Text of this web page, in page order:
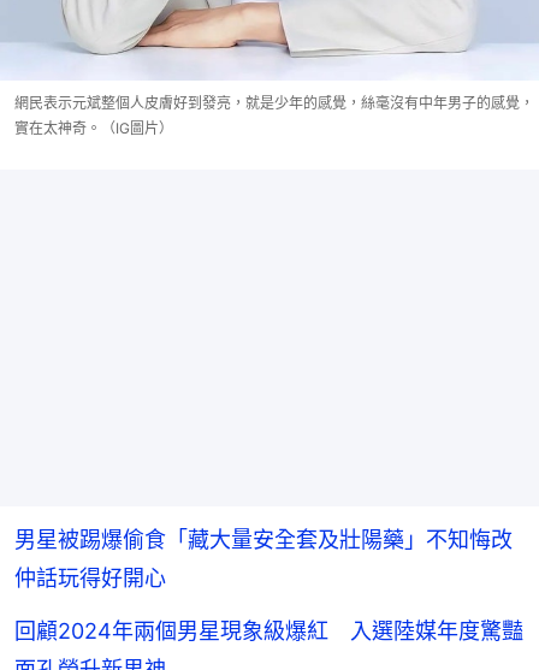
網民表示元斌整個人皮膚好到發亮，就是少年的感覺，絲毫沒有中年男子的感覺，
實在太神奇。（IG圖片）
男星被踢爆偷食「藏大量安全套及壯陽藥」不知悔改
仲話玩得好開心
回顧2024年兩個男星現象級爆紅 入選陸媒年度驚豔